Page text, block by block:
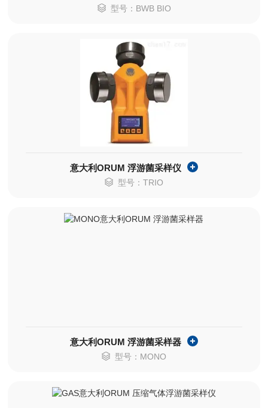
型号：BWB BIO
意大利ORUM 浮游菌采样仪
型号：TRIO
意大利ORUM 浮游菌采样器
型号：MONO